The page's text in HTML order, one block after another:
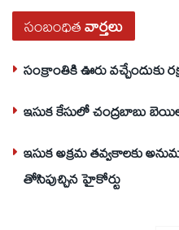
సంబంధితవార్తలు
సంక్రాంతికి ఊరు వచ్చేందుకు
ఇసుక కేసులో చంద్రబాబు
ఇసుక అక్రమ తవ్వకాలకు
తోసిపుచ్చిన హైకోర్టు